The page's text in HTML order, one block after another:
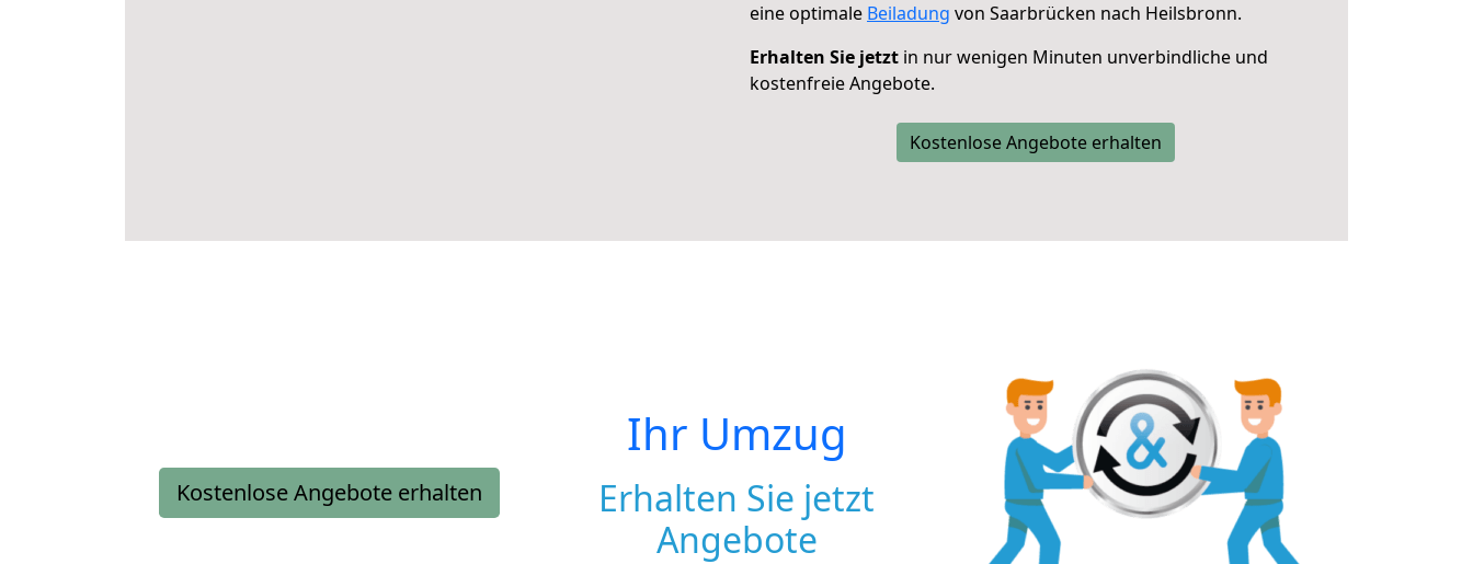
eine optimale Beiladung von Saarbrücken nach Heilsbronn.
Erhalten Sie jetzt in nur wenigen Minuten unverbindliche und
kostenfreie Angebote.
Kostenlose Angebote erhalten
Kostenlose Angebote erhalten
Ihr Umzug
Erhalten Sie jetzt
Angebote